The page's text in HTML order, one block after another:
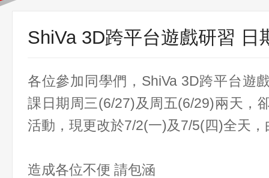
ShiVa 3D跨平台遊戲研習 日
各位參加同學們，ShiVa 3D跨平台遊
課日期周三(6/27)及周五(6/29)兩天，
活動，現更改於7/2(一)及7/5(四)全天
造成各位不便 請包涵